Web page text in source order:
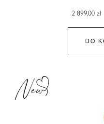
2 899,00 zł
DO